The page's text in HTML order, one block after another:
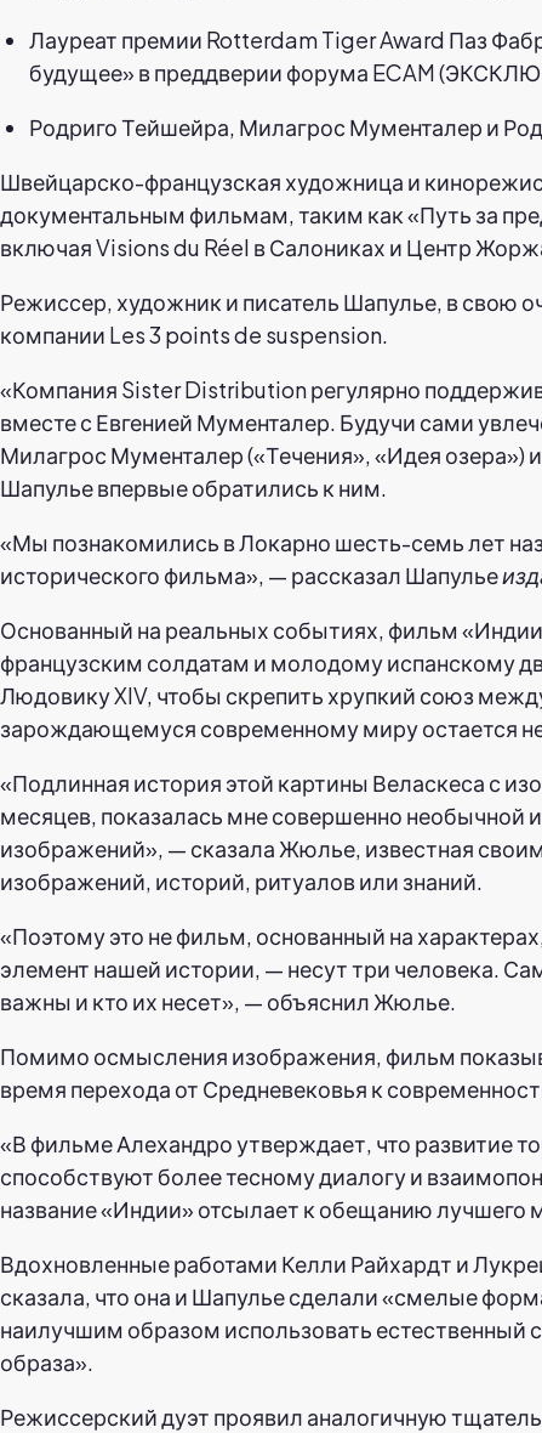
Лауреат премии Rotterdam Tiger Award Паз
будущее» в преддверии форума ECAM
Родриго Тейшейра, Милагрос Мументалер и
Швейцарско-французская художница и
документальным фильмам, таким как «Путь за
включая Visions du Réel в Салониках и Центр
Режиссер, художник и писатель Шапулье, в свою
компании Les 3 points de suspension.
«Компания Sister Distribution регулярно
вместе с Евгенией Мументалер. Будучи сами
Милагрос Мументалер («Течения», «Идея озера»)
Шапулье впервые обратились к ним.
«Мы познакомились в Локарно шесть-семь лет
исторического фильма», — рассказал Шапулье
Основанный на реальных событиях, фильм
французским солдатам и молодому испанскому
Людовику XIV, чтобы скрепить хрупкий союз
зарождающемуся современному миру остается
«Подлинная история этой картины Веласкеса с
месяцев, показалась мне совершенно необычной
изображений», — сказала Жюлье, известная
изображений, историй, ритуалов или знаний.
«Поэтому это не фильм, основанный на
элемент нашей истории, — несут три человека.
важны и кто их несет», — объяснил Жюлье.
Помимо осмысления изображения, фильм
время перехода от Средневековья к
«В фильме Алехандро утверждает, что развитие
способствуют более тесному диалогу и
название «Индии» отсылает к обещанию лучшего
Вдохновленные работами Келли Райхардт и
сказала, что она и Шапулье сделали «смелые
наилучшим образом использовать естественный
образа».
Режиссерский дуэт проявил аналогичную